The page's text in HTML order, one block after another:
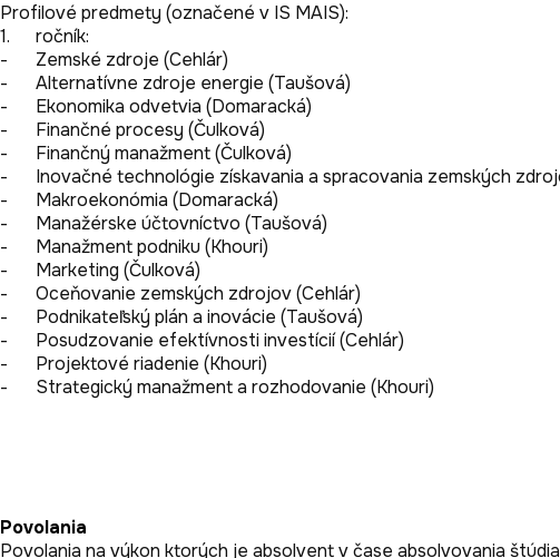
Profilové predmety (označené v IS MAIS):
1.	ročník:
-	Zemské zdroje (Cehlár)
-	Alternatívne zdroje energie (Taušová)
-	Ekonomika odvetvia (Domaracká)
-	Finančné procesy (Čulková)
-	Finančný manažment (Čulková)
-	Inovačné technológie získavania a spracovania zemských zdrojov (Domaracká)
-	Makroekonómia (Domaracká)
-	Manažérske účtovníctvo (Taušová)
-	Manažment podniku (Khouri)
-	Marketing (Čulková)
-	Oceňovanie zemských zdrojov (Cehlár)
-	Podnikateľský plán a inovácie (Taušová)
-	Posudzovanie efektívnosti investícií (Cehlár)
-	Projektové riadenie (Khouri)
-	Strategický manažment a rozhodovanie (Khouri)
Povolania
Povolania na výkon ktorých je absolvent v čase absolvovania